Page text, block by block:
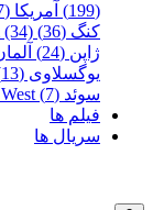
(199)
آمریکا (87)
کنگ (36)
(34)
ژاپن (24)
یوگسلاوی (13)
سوئد (7)
West آلمان (6)
فیلم ها
سریال ها